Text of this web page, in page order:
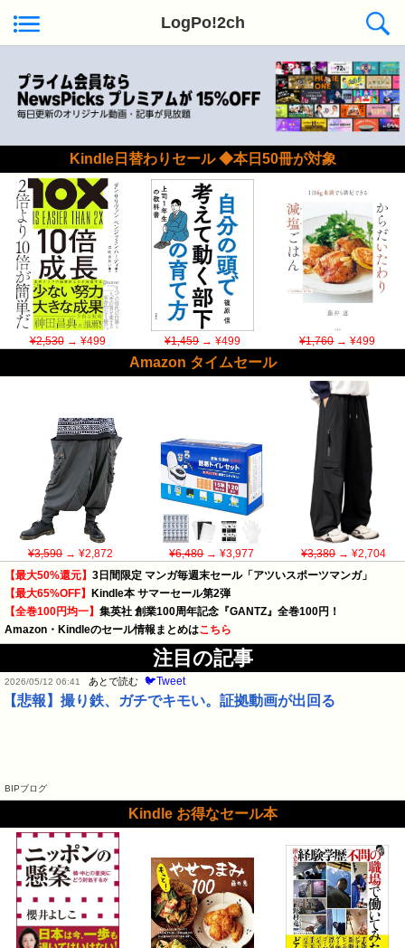
LogPo!2ch
Kindle日替わりセール ◆本日50冊が対象
¥2,530→ ¥499 ¥1,459→ ¥499 ¥1,760→ ¥499
Amazon タイムセール
¥3,590→ ¥2,872 ¥6,480→ ¥3,977 ¥3,380→ ¥2,704
【最大50%還元】 3日間限定 マンガ毎週末セール「アツいスポーツマンガ」
【最大65%OFF】
Kindle本 サマーセール第2弾
【全巻100円均一】 集英社 創業100周年記念『GANTZ』全巻100円！
Amazon・Kindleのセール情報まとめはこちら
注目の記事
2026/05/12 06:41 あとで読む 🐦Tweet
【悲報】撮り鉄、ガチでキモい。証拠動画が出回る
BIPブログ
Kindle お得なセール本